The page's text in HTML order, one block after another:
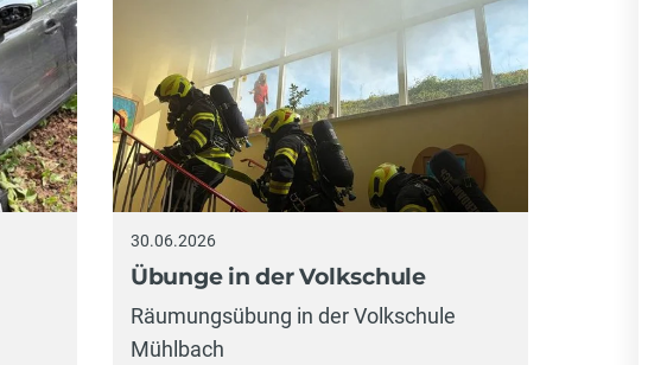
30.06.2026
Übunge in der Volkschule
Räumungsübung in der Volkschule
Mühlbach